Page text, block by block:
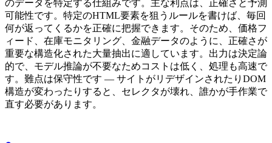
のデータを特定する仕組みです。主な利点は、正確さと予測
可能性です。特定のHTML要素を狙うルールを書けば、毎回
何が返ってくるかを正確に把握できます。そのため、価格フ
ィード、在庫モニタリング、金融データのように、正確さが
重要な構造化された大量抽出に適しています。出力は決定論
的で、モデル推論が不要なためコストは低く、処理も高速で
す。難点は保守性です — サイトがリデザインされたりDOM
構造が変わったりすると、セレクタが壊れ、誰かが手作業で
直す必要があります。